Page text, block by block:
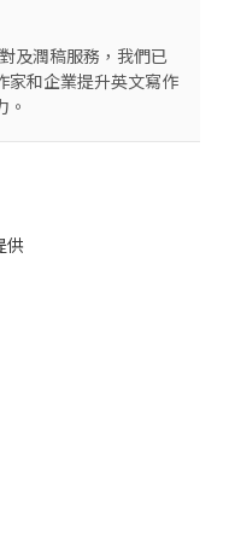
及潤稿服務，我們已
家和企業提升英文寫作
。
供